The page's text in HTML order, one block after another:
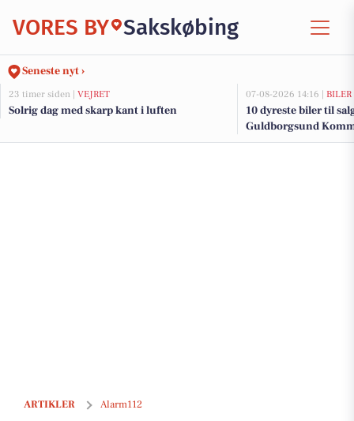
VORES BY Sakskøbing
Seneste nyt ›
23 timer siden | VEJRET
Solrig dag med skarp kant i luften
07-08-2026 14:16 | BILER
10 dyreste biler til
Guldborgsund
ARTIKLER Alarm112
Butikstyveri i Sakskøbing: To anholdt for tyveri af madvarer